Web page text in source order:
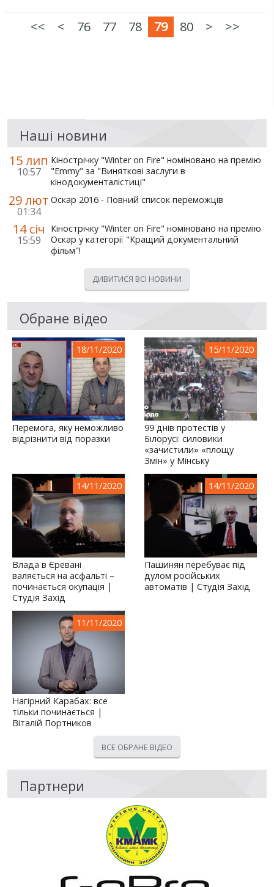
<< < 76 77 78 79 80 > >>
Наші новини
15 лип
10:57
Кінострічку "Winter on Fire" номіновано на премію
"Emmy" за "Виняткові заслуги в
кінодокументалістиці"
29 лют
01:34
Оскар 2016 - Повний список переможців
14 січ
15:59
Кінострічку "Winter on Fire" номіновано на премію
Оскар у категорії "Кращий документальний
фільм"!
ДИВИТИСЯ ВСІ НОВИНИ
Обране відео
18/11/2020
Перемога, яку неможливо
відрізнити від поразки
15/11/2020
99 днів протестів у
Білорусі: силовики
«зачистили» «площу
Змін» у Мінську
14/11/2020
Влада в Єревані
валяється на асфальті –
починається окупація |
Студія Захід
14/11/2020
Пашинян перебуває під
дулом російських
автоматів | Студія Захід
11/11/2020
Нагірний Карабах: все
тільки починається |
Віталій Портников
ВСЕ ОБРАНЕ ВІДЕО
Партнери